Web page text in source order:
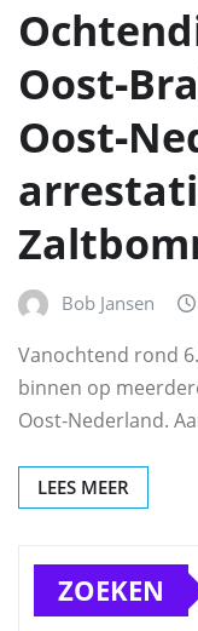
Bob Jansen
Vanochtend rond
binnen op
Oost‑Nederland.
LEES MEER
ZOEKEN